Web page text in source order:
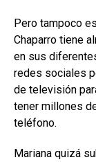
Pero tampoco
Chaparro tiene
en sus
redes sociales
de televisión
tener millones
teléfono.
Mariana quizá